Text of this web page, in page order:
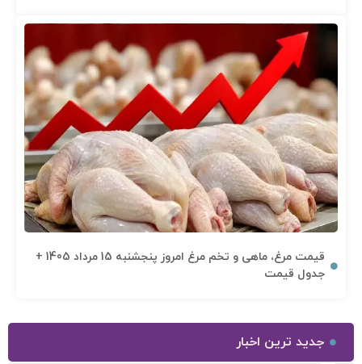
قیمت مرغ، ماهی و تخم مرغ امروز پنجشنبه 15 مرداد 1405 +
جدول قیمت
جدید ترین اخبار